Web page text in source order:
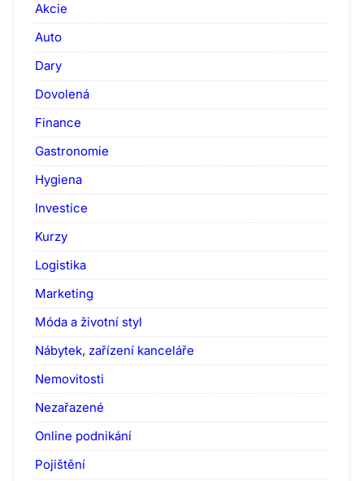
Akcie
Auto
Dary
Dovolená
Finance
Gastronomie
Hygiena
Investice
Kurzy
Logistika
Marketing
Móda a životní styl
Nábytek, zařízení kanceláře
Nemovitosti
Nezařazené
Online podnikání
Pojištění